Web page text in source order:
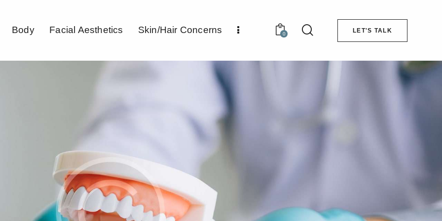
Body Facial Aesthetics Skin/Hair Concerns 0 LET'S TALK